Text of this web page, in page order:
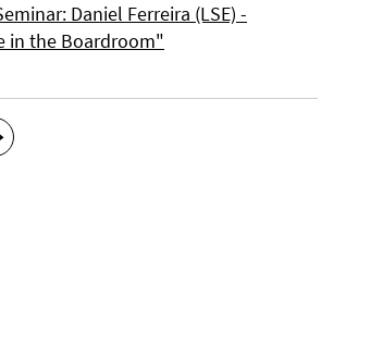
Daniel Ferreira (LSE) -
in the Boardroom"